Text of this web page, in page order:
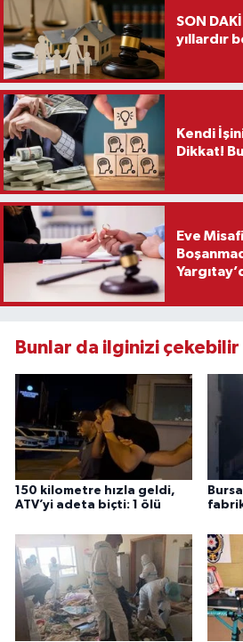
SON DAKİKA!
yıllardır
Kendi
Dikkat!
Eve
Bunlar da ilginizi çekebilir
150 kilometre hızla geldi,
ATV’yi adeta biçti: 1 ölü